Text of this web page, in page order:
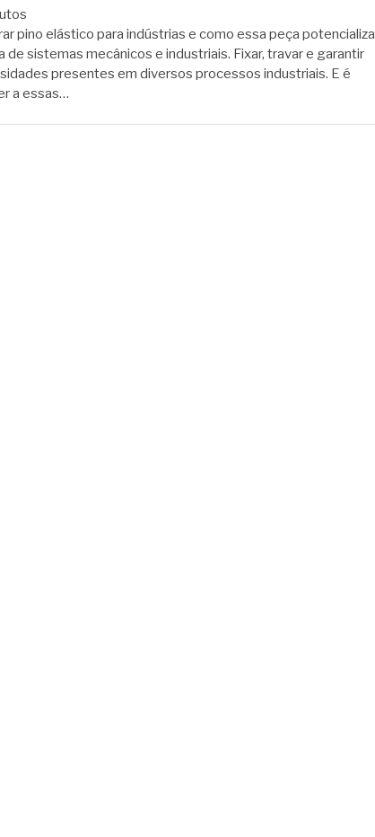
pino elástico para indústrias e como essa peça potencializa
de sistemas mecânicos e industriais. Fixar, travar e garantir
presentes em diversos processos industriais. E é
a essas…